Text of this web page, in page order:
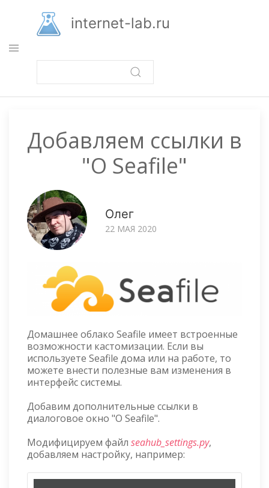
основному
содержанию
internet-lab.ru
Добавляем ссылки в
"О Seafile"
Олег
22 МАЯ 2020
Домашнее облако Seafile имеет встроенные
возможности кастомизации. Если вы
используете Seafile дома или на работе, то
можете внести полезные вам изменения в
интерфейс системы.
Добавим дополнительные ссылки в
диалоговое окно "О Seafile".
Модифицируем файл seahub_settings.py,
добавляем настройку, например: